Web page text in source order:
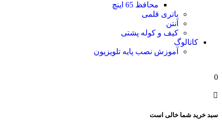
محافظ 65 اینچ
باتری قلمی
آنتن
کیف و کوله پشتی
کاتالوگ
آموزش نصب پایه تلویزیون
0
سبد خرید شما خالی است